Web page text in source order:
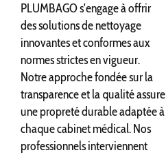
PLUMBAGO s'engage à offrir
des solutions de nettoyage
innovantes et conformes aux
normes strictes en vigueur.
Notre approche fondée sur la
transparence et la qualité assure
une propreté durable adaptée à
chaque cabinet médical. Nos
professionnels interviennent